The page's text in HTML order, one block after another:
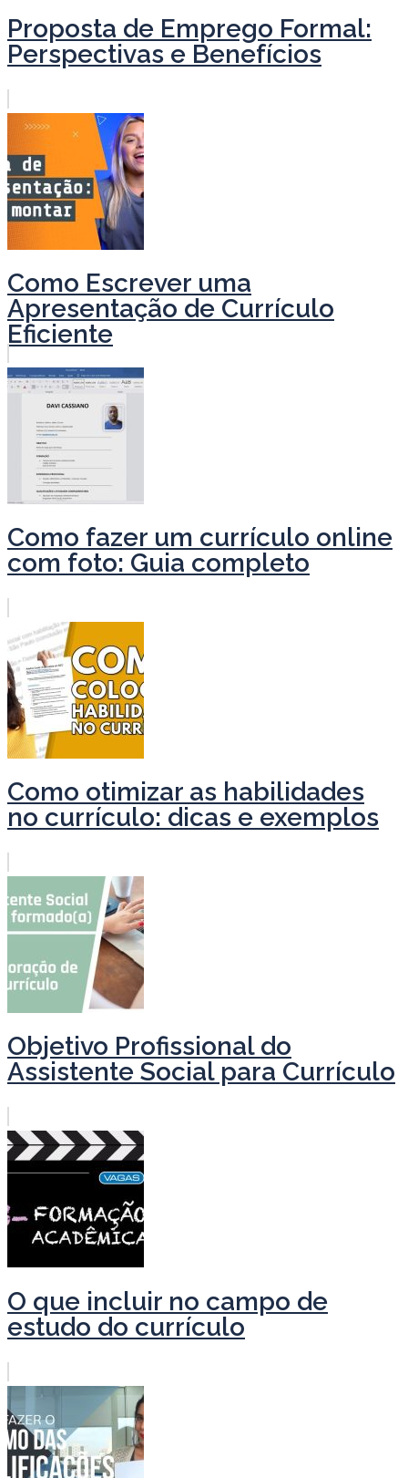
Proposta de Emprego Formal:
Perspectivas e Benefícios
Como Escrever uma
Apresentação de Currículo
Eficiente
Como fazer um currículo online
com foto: Guia completo
Como otimizar as habilidades
no currículo: dicas e exemplos
Objetivo Profissional do
Assistente Social para Currículo
O que incluir no campo de
estudo do currículo